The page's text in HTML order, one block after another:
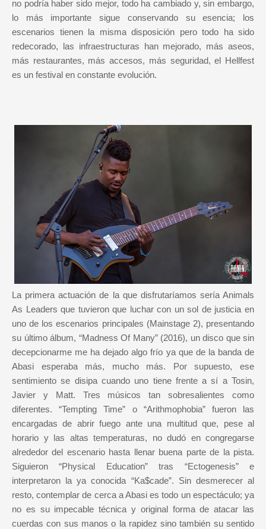
no podría haber sido mejor, todo ha cambiado y, sin embargo,
lo más importante sigue conservando su esencia; los
escenarios tienen la misma disposición pero todo ha sido
redecorado, las infraestructuras han mejorado, más aseos,
más restaurantes, más accesos, más seguridad, el Hellfest
es un festival en constante evolución.
La primera actuación de la que disfrutaríamos sería Animals
As Leaders que tuvieron que luchar con un sol de justicia en
uno de los escenarios principales (Mainstage 2), presentando
su último álbum, “Madness Of Many” (2016), un disco que sin
decepcionarme me ha dejado algo frío ya que de la banda de
Abasi esperaba más, mucho más. Por supuesto, ese
sentimiento se disipa cuando uno tiene frente a sí a Tosin,
Javier y Matt. Tres músicos tan sobresalientes como
diferentes. “Tempting Time” o “Arithmophobia” fueron las
encargadas de abrir fuego ante una multitud que, pese al
horario y las altas temperaturas, no dudó en congregarse
alrededor del escenario hasta llenar buena parte de la pista.
Siguieron “Physical Education” tras “Ectogenesis” e
interpretaron la ya conocida “Ka$cade”. Sin desmerecer al
resto, contemplar de cerca a Abasi es todo un espectáculo; ya
no es su impecable técnica y original forma de atacar las
cuerdas con sus manos o la rapidez sino también su sentido